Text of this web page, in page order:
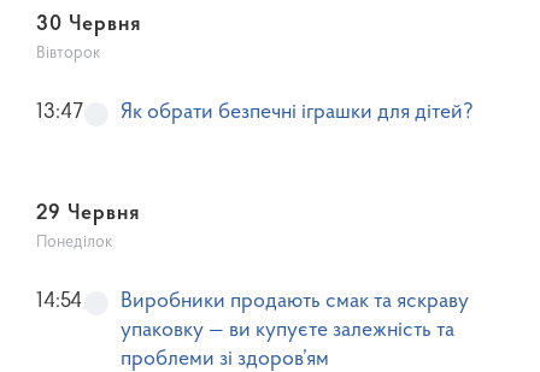
30 Червня
Вівторок
Як обрати безпечні іграшки для дітей?
13:47
29 Червня
Понеділок
Виробники продають смак та яскраву
упаковку — ви купуєте залежність та
проблеми зі здоров’ям
14:54